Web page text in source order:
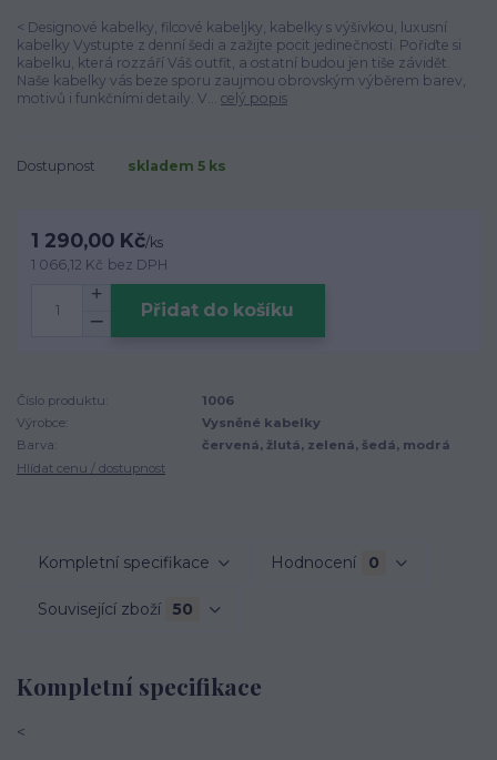
< Designové kabelky, filcové kabeljky, kabelky s výšivkou, luxusní
kabelky Vystupte z denní šedi a zažijte pocit jedinečnosti. Pořiďte si
kabelku, která rozzáří Váš outfit, a ostatní budou jen tiše závidět.
Naše kabelky vás beze sporu zaujmou obrovským výběrem barev,
motivů i funkčními detaily. V... celý popis
Dostupnost skladem 5 ks
1 290,00 Kč/ks
1 066,12 Kč bez DPH
Přidat do košíku
Číslo produktu:
1006
Výrobce:
Vysněné kabelky
Barva:
červená, žlutá, zelená, šedá, modrá
Hlídat cenu / dostupnost
Kompletní specifikace Hodnocení 0
Související zboží 50
Kompletní specifikace
<